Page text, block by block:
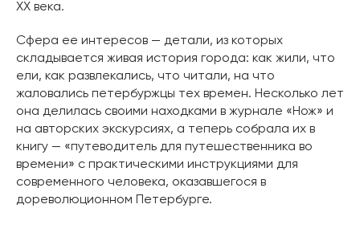
XX века.
Сфера ее интересов — детали, из которых
складывается живая история города: как жили, что
ели, как развлекались, что читали, на что
жаловались петербуржцы тех времен. Несколько лет
она делилась своими находками в журнале «Нож» и
на авторских экскурсиях, а теперь собрала их в
книгу — «путеводитель для путешественника во
времени» с практическими инструкциями для
современного человека, оказавшегося в
дореволюционном Петербурге.